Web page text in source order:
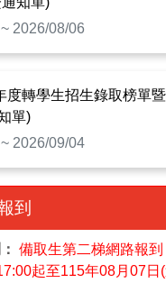
2026/08/06
度轉學生招生錄取榜單
單)
2026/09/04
到
備取生第二梯網路報到
起至115年08月07日